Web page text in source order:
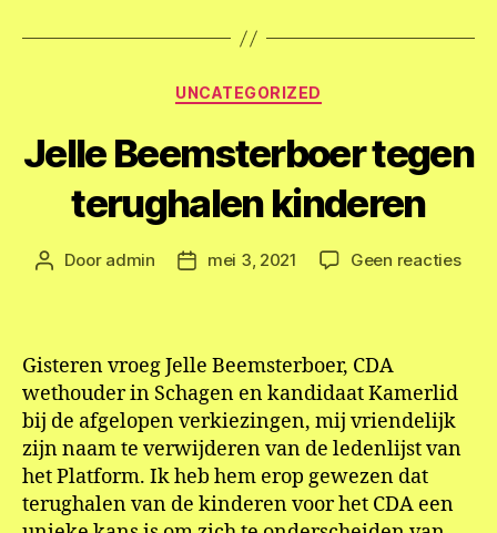
Categorieën
UNCATEGORIZED
Jelle Beemsterboer tegen
terughalen kinderen
Berichtauteur
Door admin Berichtdatum
mei 3, 2021 Geen reactiesop
Gisteren vroeg Jelle Beemsterboer, CDA
wethouder in Schagen en kandidaat Kamerlid
bij de afgelopen verkiezingen, mij vriendelijk
zijn naam te verwijderen van de ledenlijst van
het Platform. Ik heb hem erop gewezen dat
terughalen van de kinderen voor het CDA een